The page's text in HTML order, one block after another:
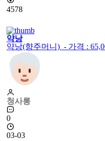
4578
약낭
약낭(향주머니) - 가격 :
청사롱
0
03-03